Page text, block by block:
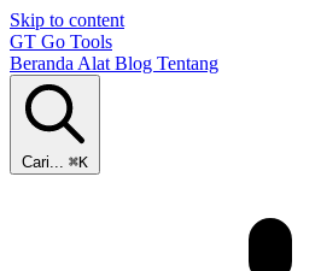
Skip to content
GT Go Tools
Beranda Alat Blog Tentang
Cari... ⌘K